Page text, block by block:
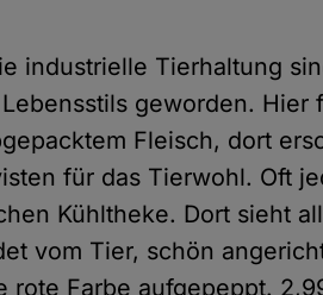
industrielle Tierhaltung
geworden. Hier
Fleisch, dort
für das Tierwohl. Oft
Kühltheke. Dort sieht
vom Tier, schön
rote Farbe aufgepeppt.